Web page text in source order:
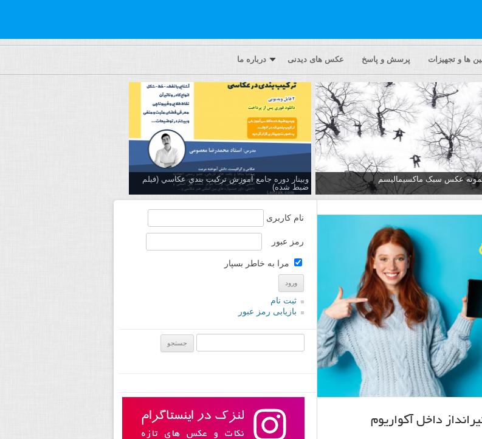
ها و تجهیزات پرسش و پاسخ عکس های دیدنی درباره ما
وبینار دوره جامع آموزش تركيب بندي عكاسي (فیلم
ضبط شده)
نام کاربری
رمز عبور
مرا به خاطر بسپار
ثبت نام
بازیابی رمز عبور